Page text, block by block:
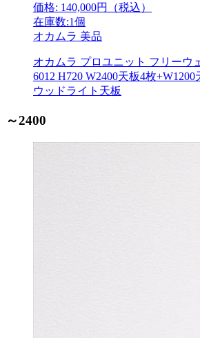
価格: 140,000円（税込）
在庫数:1個
オカムラ 美品
オカムラ プロユニット フリーウ
6012 H720 W2400天板4枚
ウッドライト天板
～2400